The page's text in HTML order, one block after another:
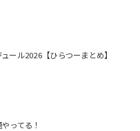
ール2026【ひらつーまとめ】
ってる！